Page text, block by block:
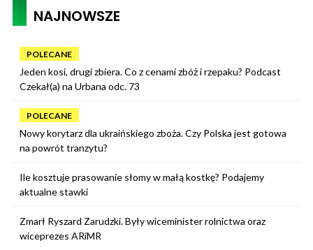
NAJNOWSZE
POLECANE
Jeden kosi, drugi zbiera. Co z cenami zbóż i rzepaku? Podcast
Czekał(a) na Urbana odc. 73
POLECANE
Nowy korytarz dla ukraińskiego zboża. Czy Polska jest gotowa
na powrót tranzytu?
Ile kosztuje prasowanie słomy w małą kostkę? Podajemy
aktualne stawki
Zmarł Ryszard Zarudzki. Były wiceminister rolnictwa oraz
wiceprezes ARiMR